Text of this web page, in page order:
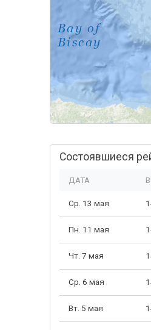
Состоявшиеся
ДАТА
Ср. 13 мая
Пн. 11 мая
Чт. 7 мая
Ср. 6 мая
Вт. 5 мая